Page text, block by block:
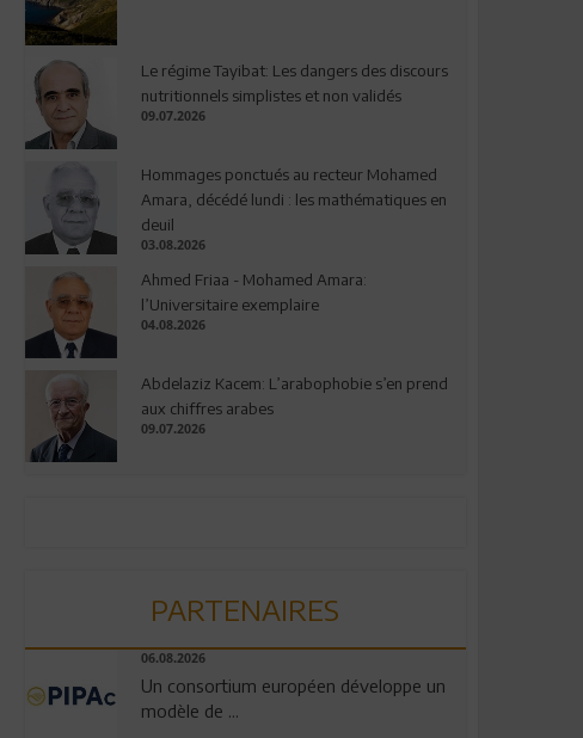
Le régime Tayibat: Les dangers des discours
nutritionnels simplistes et non validés
09.07.2026
Hommages ponctués au recteur Mohamed
Amara, décédé lundi : les mathématiques en
deuil
03.08.2026
Ahmed Friaa - Mohamed Amara:
l’Universitaire exemplaire
04.08.2026
Abdelaziz Kacem: L’arabophobie s’en prend
aux chiffres arabes
09.07.2026
PARTENAIRES
06.08.2026
Un consortium européen développe un
modèle de ...